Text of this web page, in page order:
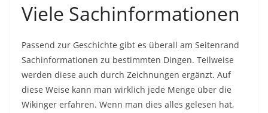
Viele Sachinformationen
Passend zur Geschichte gibt es überall am Seitenrand
Sachinformationen zu bestimmten Dingen. Teilweise
werden diese auch durch Zeichnungen ergänzt. Auf
diese Weise kann man wirklich jede Menge über die
Wikinger erfahren. Wenn man dies alles gelesen hat,